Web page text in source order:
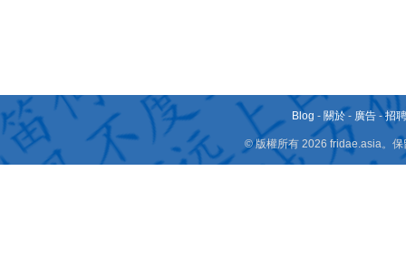
Blog - 關於 - 廣告 -招
© 版權所有 2026 fridae.asia。